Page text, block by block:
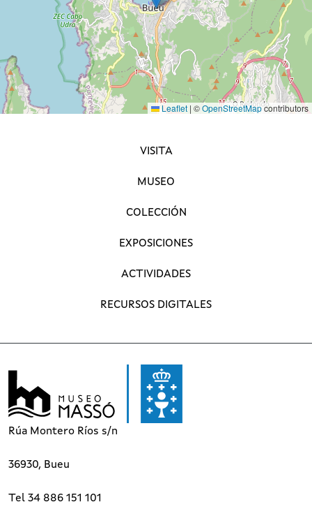
Leaflet | ©OpenStreetMapcontributors
PRINCIPAL
VISITA
MUSEO
COLECCIÓN
EXPOSICIONES
ACTIVIDADES
RECURSOS DIGITALES
Rúa Montero Ríos s/n
36930, Bueu
Tel 34 886 151 101